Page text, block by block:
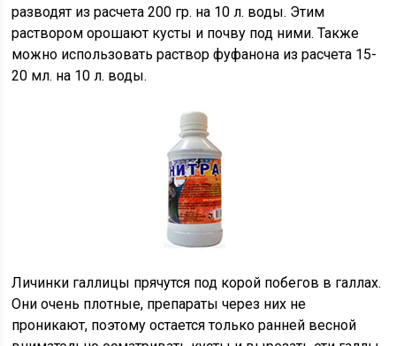
разводят из расчета 200 гр. на 10 л. воды. Этим
раствором орошают кусты и почву под ними. Также
можно использовать раствор фуфанона из расчета 15-
20 мл. на 10 л. воды.
Личинки галлицы прячутся под корой побегов в галлах.
Они очень плотные, препараты через них не
проникают, поэтому остается только ранней весной